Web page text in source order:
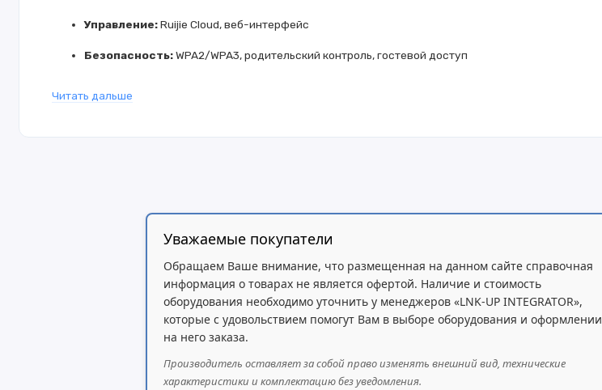
Управление:Ruijie Cloud, веб-интерфейс
Безопасность:WPA2/WPA3, родительский контроль, гостевой доступ
Читать дальше
Уважаемые покупатели
Обращаем Ваше внимание, что размещенная на данном сайте справочная
информация о товарах не является офертой. Наличие и стоимость
оборудования необходимо уточнить у менеджеров «LNK-UP INTEGRATOR»,
которые с удовольствием помогут Вам в выборе оборудования и оформлении
на него заказа.
Производитель оставляет за собой право изменять внешний вид, технические
характеристики и комплектацию без уведомления.